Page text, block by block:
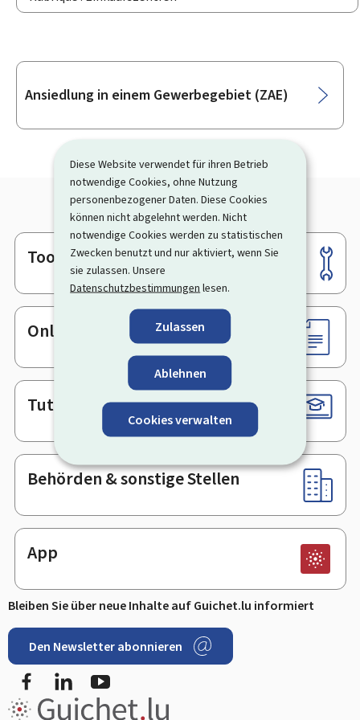
Diese Website verwendet für ihren Betrieb
notwendige Cookies, ohne Nutzung
personenbezogener Daten. Diese Cookies
können nicht abgelehnt werden. Nicht
notwendige Cookies werden zu statistischen
Zwecken benutzt und nur aktiviert, wenn Sie
sie zulassen. Unsere
Datenschutzbestimmungen lesen.
Zulassen
Ablehnen
Cookies verwalten
Unterrubriken
Ansiedlung in einem Gewerbegebiet (ZAE)
Footer
Tools
Online-Dienste & Formulare
Tutorials
Behörden & sonstige Stellen
App
Bleiben Sie über neue Inhalte auf Guichet.lu informiert
Den Newsletter abonnieren
FacebookLinkedIn